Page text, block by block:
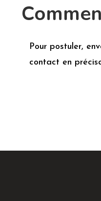
Pour postuler,
contact en